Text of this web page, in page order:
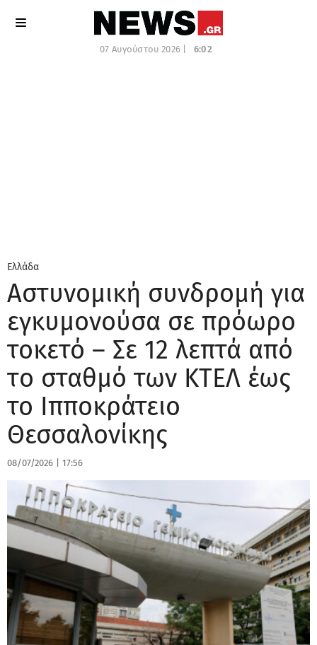
07 Αυγούστου 2026 | 6:02
Ελλάδα
Αστυνομική συνδρομή για
εγκυμονούσα σε πρόωρο
τοκετό – Σε 12 λεπτά από
τo σταθμό των ΚΤΕΛ έως
το Ιπποκράτειο
Θεσσαλονίκης
08/07/2026 17:56